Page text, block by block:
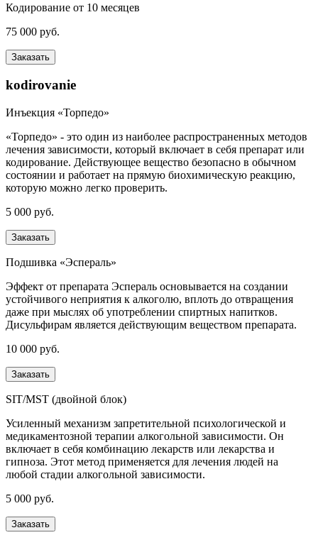
Кодирование от 10 месяцев
75 000 руб.
Заказать
kodirovanie
Инъекция «Торпедо»
«Торпедо» - это один из наиболее распространенных методов
лечения зависимости, который включает в себя препарат или
кодирование. Действующее вещество безопасно в обычном
состоянии и работает на прямую биохимическую реакцию,
которую можно легко проверить.
5 000 руб.
Заказать
Подшивка «Эспераль»
Эффект от препарата Эспераль основывается на создании
устойчивого неприятия к алкоголю, вплоть до отвращения
даже при мыслях об употреблении спиртных напитков.
Дисульфирам является действующим веществом препарата.
10 000 руб.
Заказать
SIT/MST (двойной блок)
Усиленный механизм запретительной психологической и
медикаментозной терапии алкогольной зависимости. Он
включает в себя комбинацию лекарств или лекарства и
гипноза. Этот метод применяется для лечения людей на
любой стадии алкогольной зависимости.
5 000 руб.
Заказать